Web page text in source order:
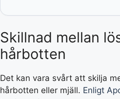
Skillnad mellan
hårbotten
Det kan vara svårt att skilja
hårbotten eller mjäll. Enligt